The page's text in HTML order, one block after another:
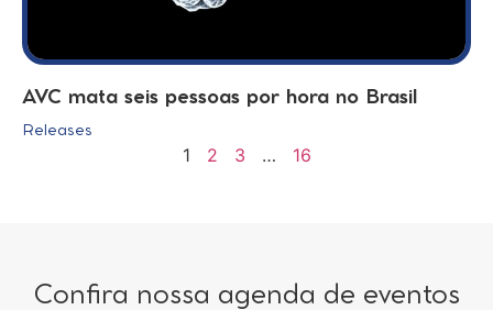
AVC mata seis pessoas por hora no Brasil
Releases
1 2 3 … 16
Confira nossa agenda de eventos